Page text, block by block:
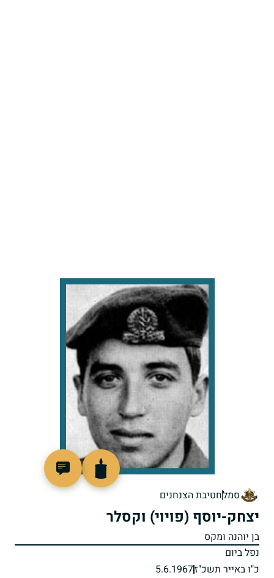
סמלחטיבת הצנחנים
יצחק-יוסף (פויוי) וקסלר
בן יוהנה ומקס
נפל ביום
כ"ו באייר תשכ"ז5.6.1967